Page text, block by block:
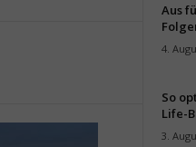
Aus
4.
So
Life-
3.